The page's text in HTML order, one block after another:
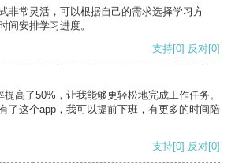
非常灵活，可以根据自己的需求选择学习方
间安排学习进度。
支持[0] 反对[0]
高了50%，让我能够更轻松地完成工作任务。
了这个app，我可以提前下班，有更多的时间陪
支持[0] 反对[0]